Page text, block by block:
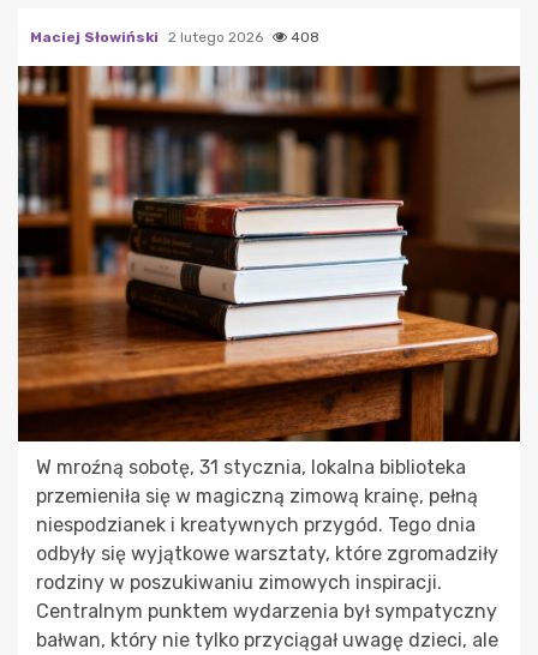
Maciej Słowiński 2 lutego 2026 408
W mroźną sobotę, 31 stycznia, lokalna biblioteka
przemieniła się w magiczną zimową krainę, pełną
niespodzianek i kreatywnych przygód. Tego dnia
odbyły się wyjątkowe warsztaty, które zgromadziły
rodziny w poszukiwaniu zimowych inspiracji.
Centralnym punktem wydarzenia był sympatyczny
bałwan, który nie tylko przyciągał uwagę dzieci, ale